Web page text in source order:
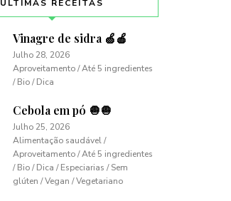
ÚLTIMAS RECEITAS
Vinagre de sidra 🍏🍎
Julho 28, 2026
Aproveitamento / Até 5 ingredientes
/ Bio / Dica
Cebola em pó 🧅🧅
Julho 25, 2026
Alimentação saudável /
Aproveitamento / Até 5 ingredientes
/ Bio / Dica / Especiarias / Sem
glúten / Vegan / Vegetariano